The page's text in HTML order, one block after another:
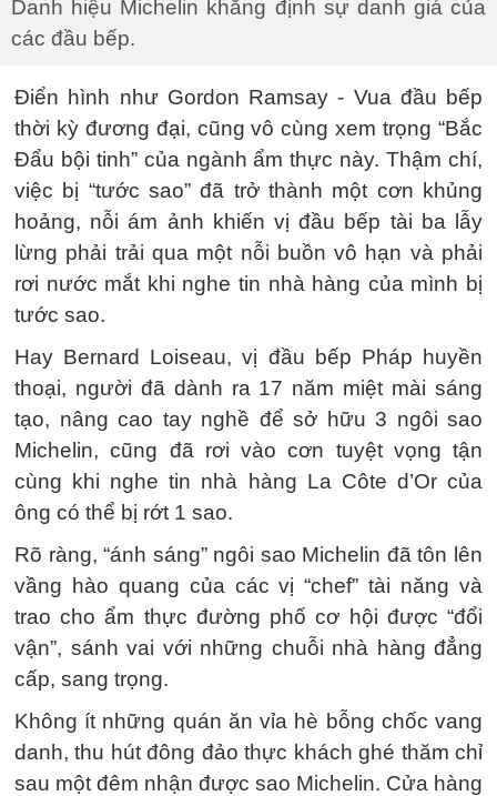
Danh hiệu Michelin khẳng định sự danh giá của
các đầu bếp.
Điển hình như Gordon Ramsay - Vua đầu bếp
thời kỳ đương đại, cũng vô cùng xem trọng “Bắc
Đẩu bội tinh” của ngành ẩm thực này. Thậm chí,
việc bị “tước sao” đã trở thành một cơn khủng
hoảng, nỗi ám ảnh khiến vị đầu bếp tài ba lẫy
lừng phải trải qua một nỗi buồn vô hạn và phải
rơi nước mắt khi nghe tin nhà hàng của mình bị
tước sao.
Hay Bernard Loiseau, vị đầu bếp Pháp huyền
thoại, người đã dành ra 17 năm miệt mài sáng
tạo, nâng cao tay nghề để sở hữu 3 ngôi sao
Michelin, cũng đã rơi vào cơn tuyệt vọng tận
cùng khi nghe tin nhà hàng La Côte d’Or của
ông có thể bị rớt 1 sao.
Rõ ràng, “ánh sáng” ngôi sao Michelin đã tôn lên
vầng hào quang của các vị “chef” tài năng và
trao cho ẩm thực đường phố cơ hội được “đổi
vận”, sánh vai với những chuỗi nhà hàng đẳng
cấp, sang trọng.
Không ít những quán ăn vỉa hè bỗng chốc vang
danh, thu hút đông đảo thực khách ghé thăm chỉ
sau một đêm nhận được sao Michelin. Cửa hàng